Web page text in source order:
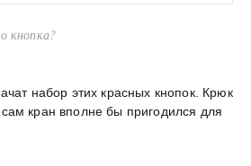
кнопка?
набор этих красных кнопок. Крюк
кран вполне бы пригодился для